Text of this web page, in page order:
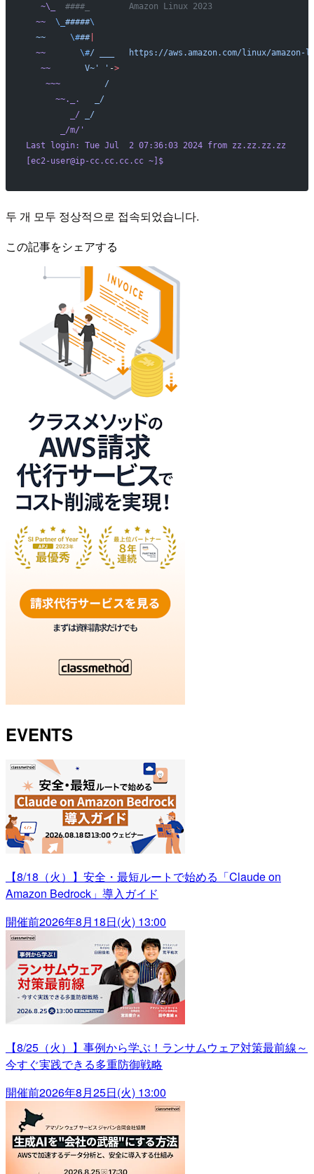
   ~\_
  ####_        Amazon Linux 2023
  ~~
  \_
#####\
  ~~
     \#
##|
  ~~
       \#
/
https://aws.amazon.com/linux/amazon-
   ~~
       V~' '
->
    ~~~
         /
      ~~._.
   _/
         _/
_/
       _/m/
'
Last login: Tue Jul  2 07:36:03 2024 from zz.zz.zz.zz
[ec2-user@ip-cc.cc.cc.cc ~]$
두 개 모두 정상적으로 접속되었습니다.
この記事をシェアする
EVENTS
【8/18（火）】安全・最短ルートで始める「Claude on
Amazon Bedrock」導入ガイド
開催前2026年8月18日(火) 13:00
【8/25（火）】事例から学ぶ！ランサムウェア対策最前線～
今すぐ実践できる多重防御戦略
開催前2026年8月25日(火) 13:00